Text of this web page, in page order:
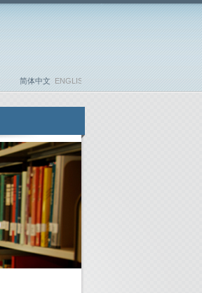
简体中文 ENGLISH